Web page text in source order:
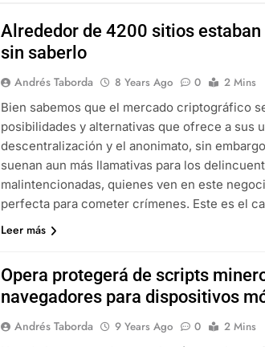
Alrededor de 4200 sitios
sin saberlo
Andrés Taborda 8 Years Ago 0
2 Mins
Bien sabemos que el mercado criptográfico
posibilidades y alternativas que ofrece a sus
descentralización y el anonimato, sin
suenan aun más llamativas para los
malintencionadas, quienes ven en este
perfecta para cometer crímenes. Este es el
Leer más
Opera protegerá de scripts
navegadores para dispositivos
Andrés Taborda 9 Years Ago 0
2 Mins